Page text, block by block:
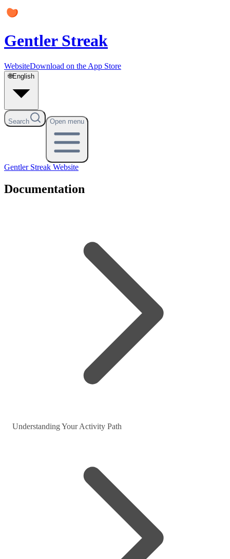
Gentler Streak
WebsiteDownload on the App Store
🌐English
Search Open menu
Gentler Streak Website
Documentation
Understanding Your Activity Path